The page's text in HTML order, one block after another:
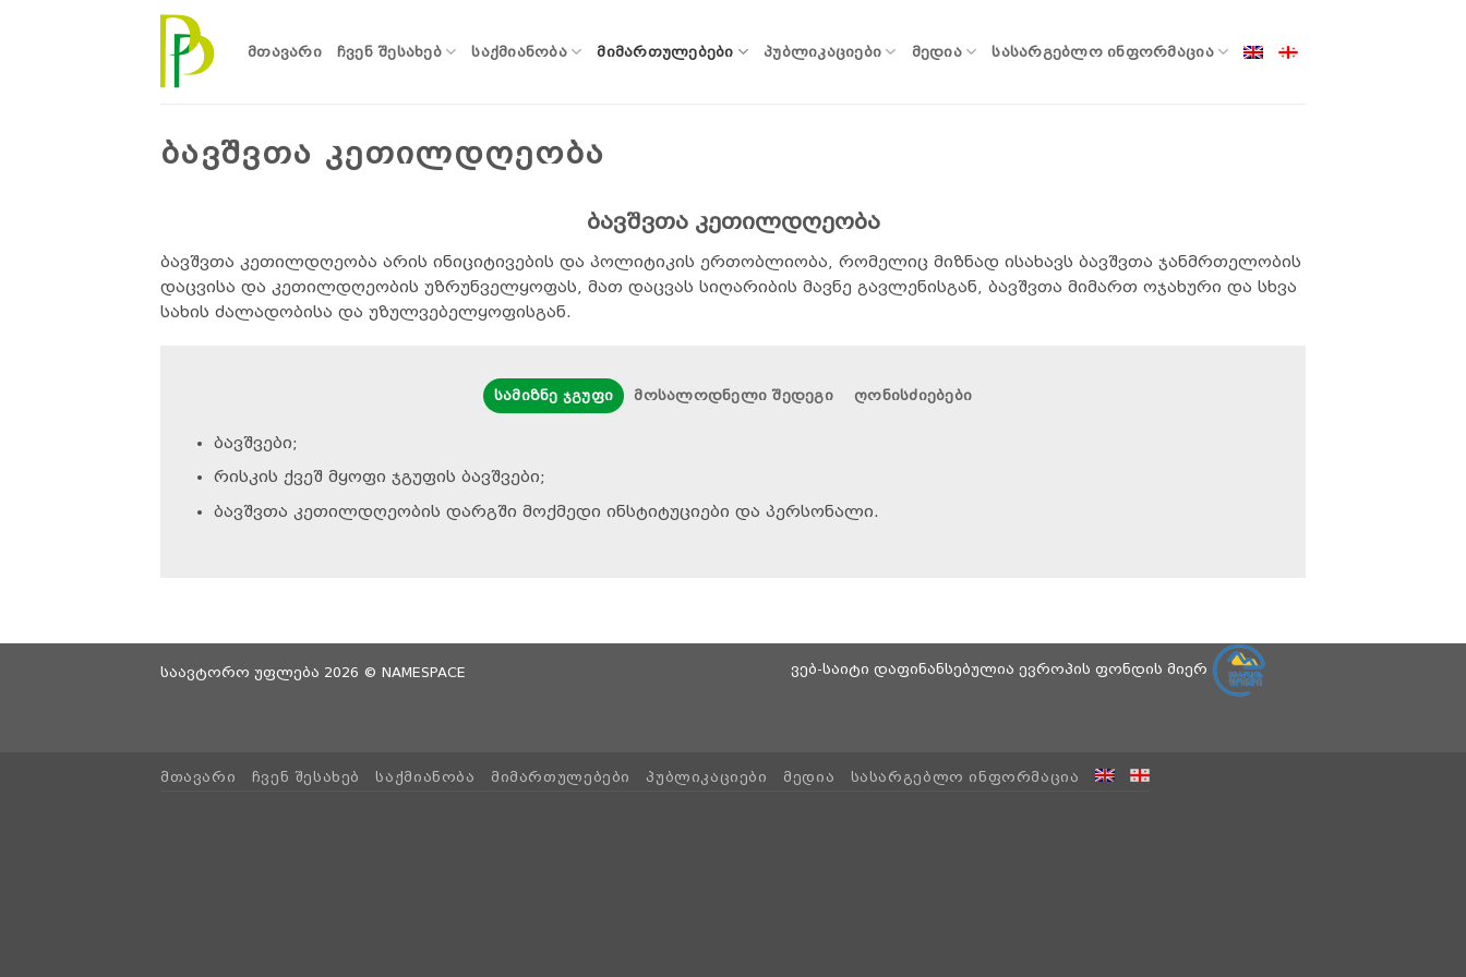
ᲛᲗᲐᲕᲐᲠᲘ ᲩᲕᲔᲜ ᲨᲔᲡᲐᲮᲔᲑ ᲡᲐᲥᲛᲘᲐᲜᲝᲑᲐ ᲛᲘᲛᲐᲠᲗᲣᲚᲔᲑᲔᲑᲘ ᲞᲣᲑᲚᲘᲙᲐᲪᲘᲔᲑᲘ ᲛᲔᲓᲘᲐ ᲡᲐᲡᲐᲠᲒᲔᲑᲚᲝ ᲘᲜᲤᲝᲠᲛᲐᲪᲘᲐ
ᲑᲐᲕᲨᲕᲗᲐ ᲙᲔᲗᲘᲚᲓᲦᲔᲝᲑᲐ
ბავშვთა კეთილდღეობა
ბავშვთა კეთილდღეობა არის ინიციტივების და პოლიტიკის ერთობლიობა, რომელიც მიზნად ისახავს ბავშვთა ჯანმრთელობის
დაცვისა და კეთილდღეობის უზრუნველყოფას, მათ დაცვას სიღარიბის მავნე გავლენისგან, ბავშვთა მიმართ ოჯახური და სხვა
სახის ძალადობისა და უზულვებელყოფისგან.
ᲡᲐᲛᲘᲖᲜᲔ ᲯᲒᲣᲤᲘ ᲛᲝᲡᲐᲚᲝᲓᲜᲔᲚᲘ ᲨᲔᲓᲔᲒᲘ ᲦᲝᲜᲘᲡᲫᲘᲔᲑᲔᲑᲘ
ბავშვები;
რისკის ქვეშ მყოფი ჯგუფის ბავშვები;
ბავშვთა კეთილდღეობის დარგში მოქმედი ინსტიტუციები და პერსონალი.
საავტორო უფლება 2026 © NAMESPACE ვებ-საიტი დაფინანსებულია ევროპის ფონდის მიერ
ᲛᲗᲐᲕᲐᲠᲘ ᲩᲕᲔᲜ ᲨᲔᲡᲐᲮᲔᲑ ᲡᲐᲥᲛᲘᲐᲜᲝᲑᲐ ᲛᲘᲛᲐᲠᲗᲣᲚᲔᲑᲔᲑᲘ ᲞᲣᲑᲚᲘᲙᲐᲪᲘᲔᲑᲘ ᲛᲔᲓᲘᲐ ᲡᲐᲡᲐᲠᲒᲔᲑᲚᲝ ᲘᲜᲤᲝᲠᲛᲐᲪᲘᲐ